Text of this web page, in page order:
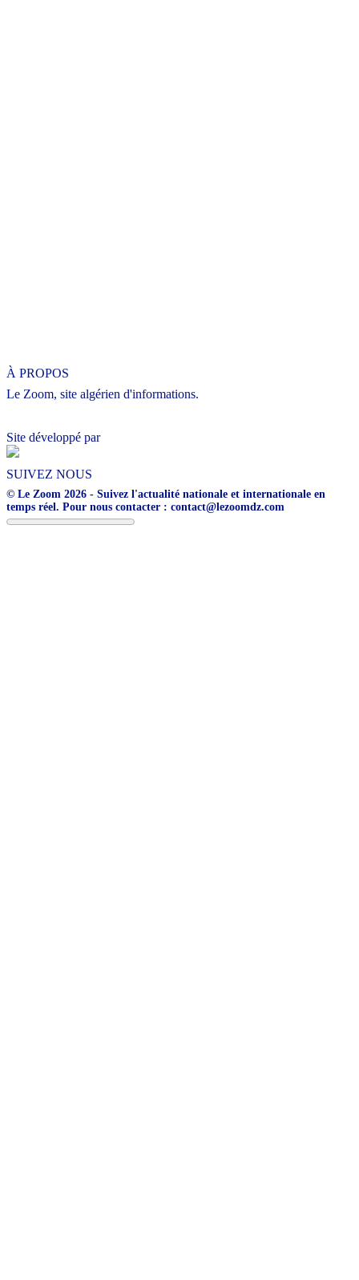
À PROPOS
Le Zoom, site algérien d'informations.
Site développé par
SUIVEZ NOUS
© Le Zoom 2026 - Suivez l'actualité nationale et internationale en
temps réel. Pour nous contacter : contact@lezoomdz.com